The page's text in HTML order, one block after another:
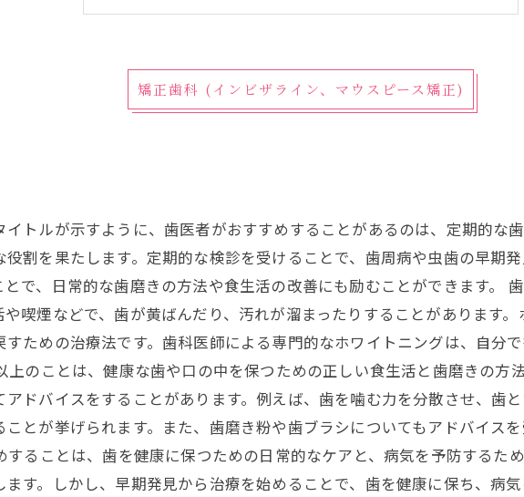
矯正歯科 (インビザライン、マウスピース矯正)
トルが示すように、歯医者がおすすめすることがあるのは、定期的な
割を果たします。定期的な検診を受けることで、歯周病や虫歯の早期
で、日常的な歯磨きの方法や食生活の改善にも励むことができます。
喫煙などで、歯が黄ばんだり、汚れが溜まったりすることがあります
ための治療法です。歯科医師による専門的なホワイトニングは、自分
上のことは、健康な歯や口の中を保つための正しい食生活と歯磨きの方
ドバイスをすることがあります。例えば、歯を噛む力を分散させ、歯
とが挙げられます。また、歯磨き粉や歯ブラシについてもアドバイス
することは、歯を健康に保つための日常的なケアと、病気を予防するた
す。しかし、早期発見から治療を始めることで、歯を健康に保ち、病